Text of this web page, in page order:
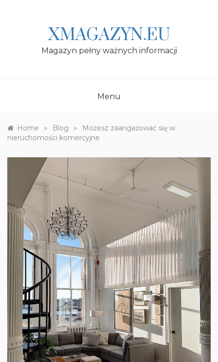
XMAGAZYN.EU
Magazyn pełny ważnych informacji
Menu
Home » Blog »
Możesz zaangażować się w
nieruchomości komercyjne